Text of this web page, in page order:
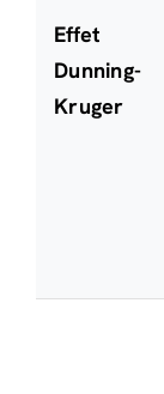
Effet
Dunning-
Kruger